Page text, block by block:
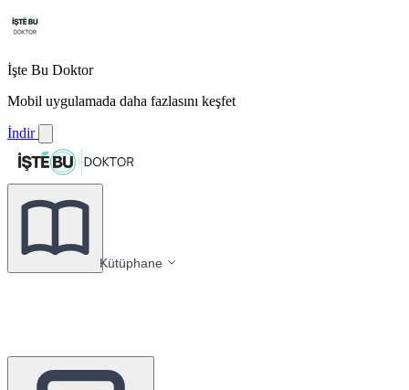
İşte Bu Doktor
Mobil uygulamada daha fazlasını keşfet
İndir
Kütüphane